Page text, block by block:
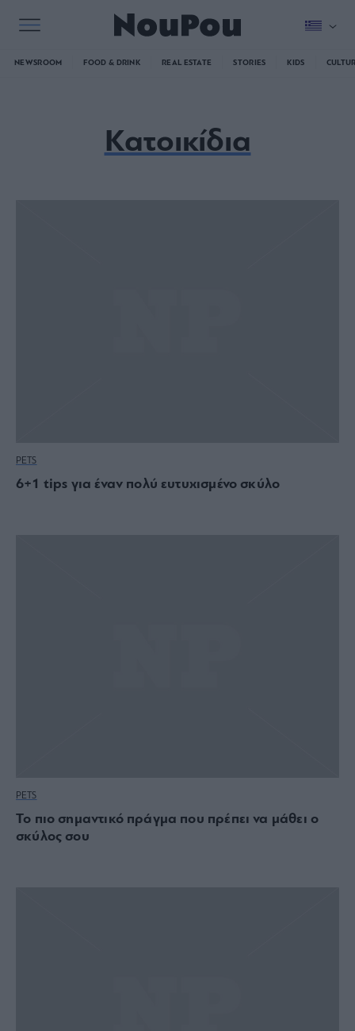
NEWSROOM FOOD & DRINK REAL ESTATE STORIES KIDS
Κατοικίδια
PETS
6+1 tips για έναν πολύ ευτυχισμένο σκύλο
PETS
Το πιο σημαντικό πράγμα που πρέπει να μάθει ο
σκύλος σου